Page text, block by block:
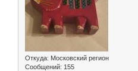
Откуда: Московский регион
Сообщений: 155